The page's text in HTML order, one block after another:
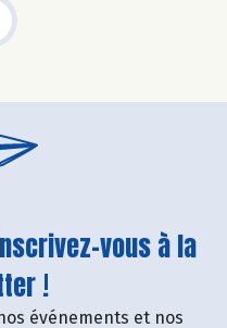
vous à la
!
événements et nos